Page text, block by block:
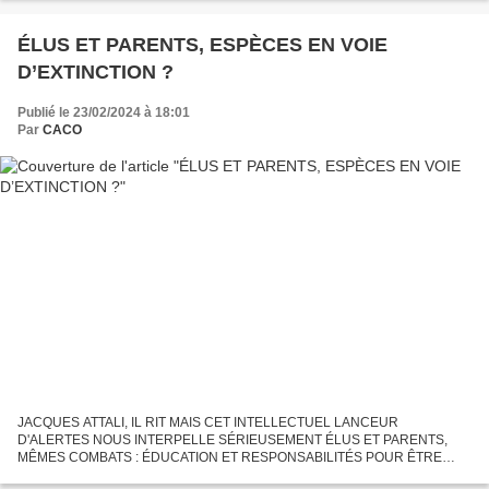
ÉLUS ET PARENTS, ESPÈCES EN VOIE
D’EXTINCTION ?
Publié le 23/02/2024 à 18:01
Par CACO
JACQUES ATTALI, IL RIT MAIS CET INTELLECTUEL LANCEUR
D'ALERTES NOUS INTERPELLE SÉRIEUSEMENT ÉLUS ET PARENTS,
MÊMES COMBATS : ÉDUCATION ET RESPONSABILITÉS POUR ÊTRE